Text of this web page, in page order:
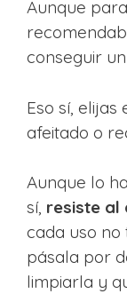
Aunque
conseguir
Eso sí,
afeitado o
Aunque lo
sí, resiste al
cada uso
pásala por
limpiarla y